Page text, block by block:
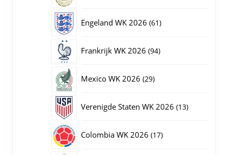
Engeland WK 2026 6161
Frankrijk WK 2026 9494
Mexico WK 2026 2929
Verenigde Staten WK 2026 1313
Colombia WK 2026 1717